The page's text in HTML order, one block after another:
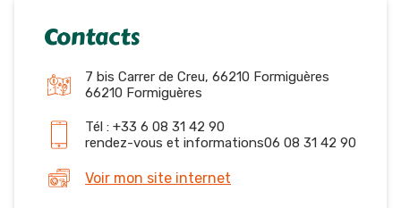
Contacts
7 bis Carrer de Creu, 66210 Formiguères
66210 Formiguères
Tél : +33 6 08 31 42 90
rendez-vous et informations06 08 31 42 90
Voir mon site internet